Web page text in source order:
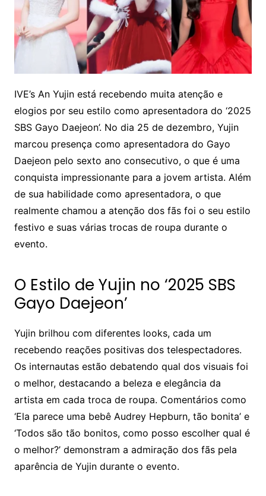
IVE’s An Yujin está recebendo muita atenção e
elogios por seu estilo como apresentadora do ‘2025
SBS Gayo Daejeon’. No dia 25 de dezembro, Yujin
marcou presença como apresentadora do Gayo
Daejeon pelo sexto ano consecutivo, o que é uma
conquista impressionante para a jovem artista. Além
de sua habilidade como apresentadora, o que
realmente chamou a atenção dos fãs foi o seu estilo
festivo e suas várias trocas de roupa durante o
evento.
O Estilo de Yujin no ‘2025 SBS
Gayo Daejeon’
Yujin brilhou com diferentes looks, cada um
recebendo reações positivas dos telespectadores.
Os internautas estão debatendo qual dos visuais foi
o melhor, destacando a beleza e elegância da
artista em cada troca de roupa. Comentários como
‘Ela parece uma bebê Audrey Hepburn, tão bonita’ e
‘Todos são tão bonitos, como posso escolher qual é
o melhor?’ demonstram a admiração dos fãs pela
aparência de Yujin durante o evento.